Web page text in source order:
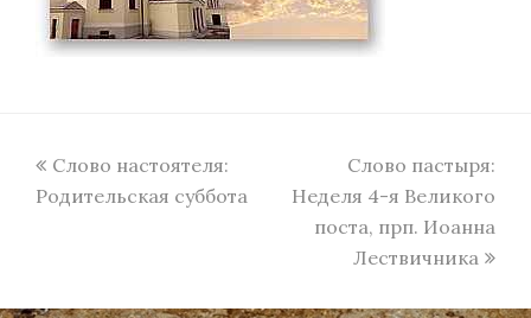
previous
post:
Слово настоятеля:
Родительская суббота
next
post:
Слово пастыря:
Неделя 4-я Великого
поста, прп. Иоанна
Лествичника